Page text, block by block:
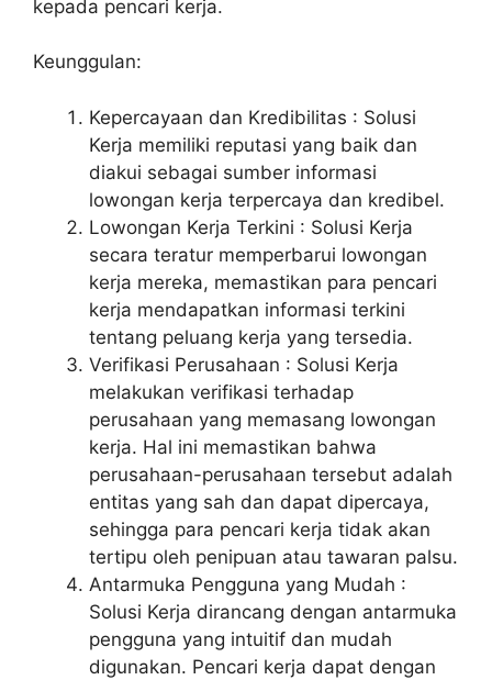
kepada pencari kerja.
Keunggulan:
Kepercayaan dan Kredibilitas : Solusi
Kerja memiliki reputasi yang baik dan
diakui sebagai sumber informasi
lowongan kerja terpercaya dan kredibel.
Lowongan Kerja Terkini : Solusi Kerja
secara teratur memperbarui lowongan
kerja mereka, memastikan para pencari
kerja mendapatkan informasi terkini
tentang peluang kerja yang tersedia.
Verifikasi Perusahaan : Solusi Kerja
melakukan verifikasi terhadap
perusahaan yang memasang lowongan
kerja. Hal ini memastikan bahwa
perusahaan-perusahaan tersebut adalah
entitas yang sah dan dapat dipercaya,
sehingga para pencari kerja tidak akan
tertipu oleh penipuan atau tawaran palsu.
Antarmuka Pengguna yang Mudah :
Solusi Kerja dirancang dengan antarmuka
pengguna yang intuitif dan mudah
digunakan. Pencari kerja dapat dengan